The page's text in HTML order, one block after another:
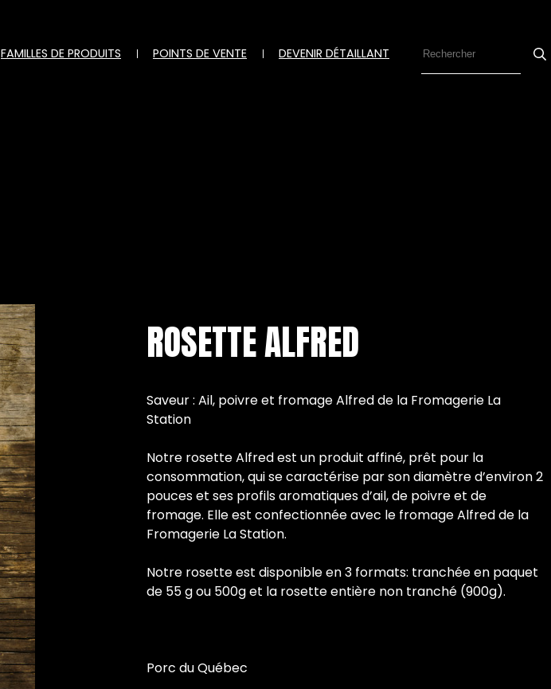
FAMILLES DE PRODUITS POINTS DE VENTE DEVENIR DÉTAILLANT
ROSETTE ALFRED
Saveur : Ail, poivre et fromage Alfred de la Fromagerie La
Station
Notre rosette Alfred est un produit affiné, prêt pour la
consommation, qui se caractérise par son diamètre d’environ 2
pouces et ses profils aromatiques d’ail, de poivre et de
fromage. Elle est confectionnée avec le fromage Alfred de la
Fromagerie La Station.
Notre rosette est disponible en 3 formats: tranchée en paquet
de 55 g ou 500g et la rosette entière non tranché (900g).
Porc du Québec